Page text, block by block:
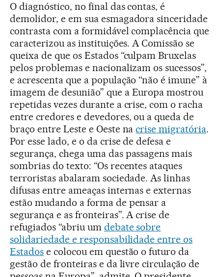
O diagnóstico, no final das contas, é
demolidor, e em sua esmagadora sinceridade
contrasta com a formidável complacência que
caracterizou as instituições. A Comissão se
queixa de que os Estados “culpam Bruxelas
pelos problemas e nacionalizam os sucessos”,
e acrescenta que a população “não é imune” à
imagem de desunião” que a Europa mostrou
repetidas vezes durante a crise, com o racha
entre credores e devedores, ou a queda de
braço entre Leste e Oeste nacrise migratória.
Por esse lado, e o da crise de defesa e
segurança, chega uma das passagens mais
sombrias do texto: “Os recentes ataques
terroristas abalaram sociedade. As linhas
difusas entre ameaças internas e externas
estão mudando a forma de pensar a
segurança e as fronteiras”. A crise de
refugiados “abriu um debate sobre
solidariedade e responsabilidade entre os
Estadose colocou em questão o futuro da
gestão de fronteiras e da livre circulação de